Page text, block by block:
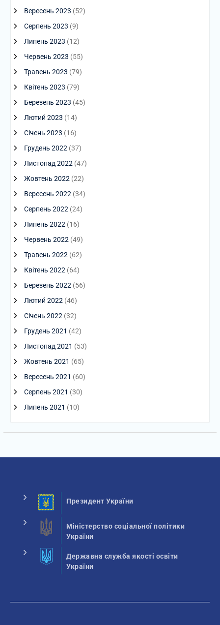
Вересень 2023 (52)
Серпень 2023 (9)
Липень 2023 (12)
Червень 2023 (55)
Травень 2023 (79)
Квітень 2023 (79)
Березень 2023 (45)
Лютий 2023 (14)
Січень 2023 (16)
Грудень 2022 (37)
Листопад 2022 (47)
Жовтень 2022 (22)
Вересень 2022 (34)
Серпень 2022 (24)
Липень 2022 (16)
Червень 2022 (49)
Травень 2022 (62)
Квітень 2022 (64)
Березень 2022 (56)
Лютий 2022 (46)
Січень 2022 (32)
Грудень 2021 (42)
Листопад 2021 (53)
Жовтень 2021 (65)
Вересень 2021 (60)
Серпень 2021 (30)
Липень 2021 (10)
Президент України
Міністерство соціальної політики
України
Державна служба якості освіти
України